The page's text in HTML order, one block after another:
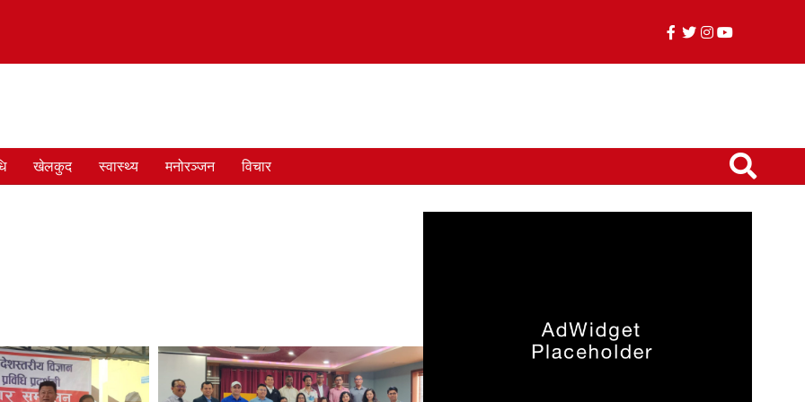
facebook
twitter
instagram
youtube
खेलकुद स्वास्थ्य मनोरञ्जन विचार